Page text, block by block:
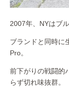
2007年、NYはブ
ブランドと同時に
Pro。
前下がりの戦闘的
らず切れ味抜群。